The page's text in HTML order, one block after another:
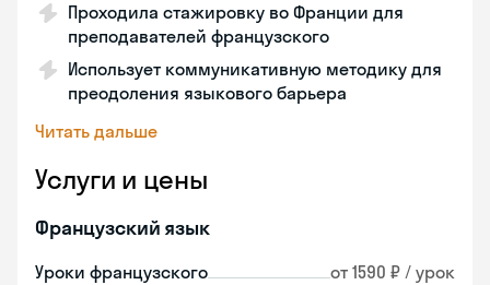
Проходила стажировку во Франции для
преподавателей французского
Использует коммуникативную методику для
преодоления языкового барьера
Читать дальше
Услуги и цены
Французский язык
Уроки французского от 1590 ₽ / урок